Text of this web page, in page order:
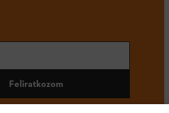
Feliratkozom